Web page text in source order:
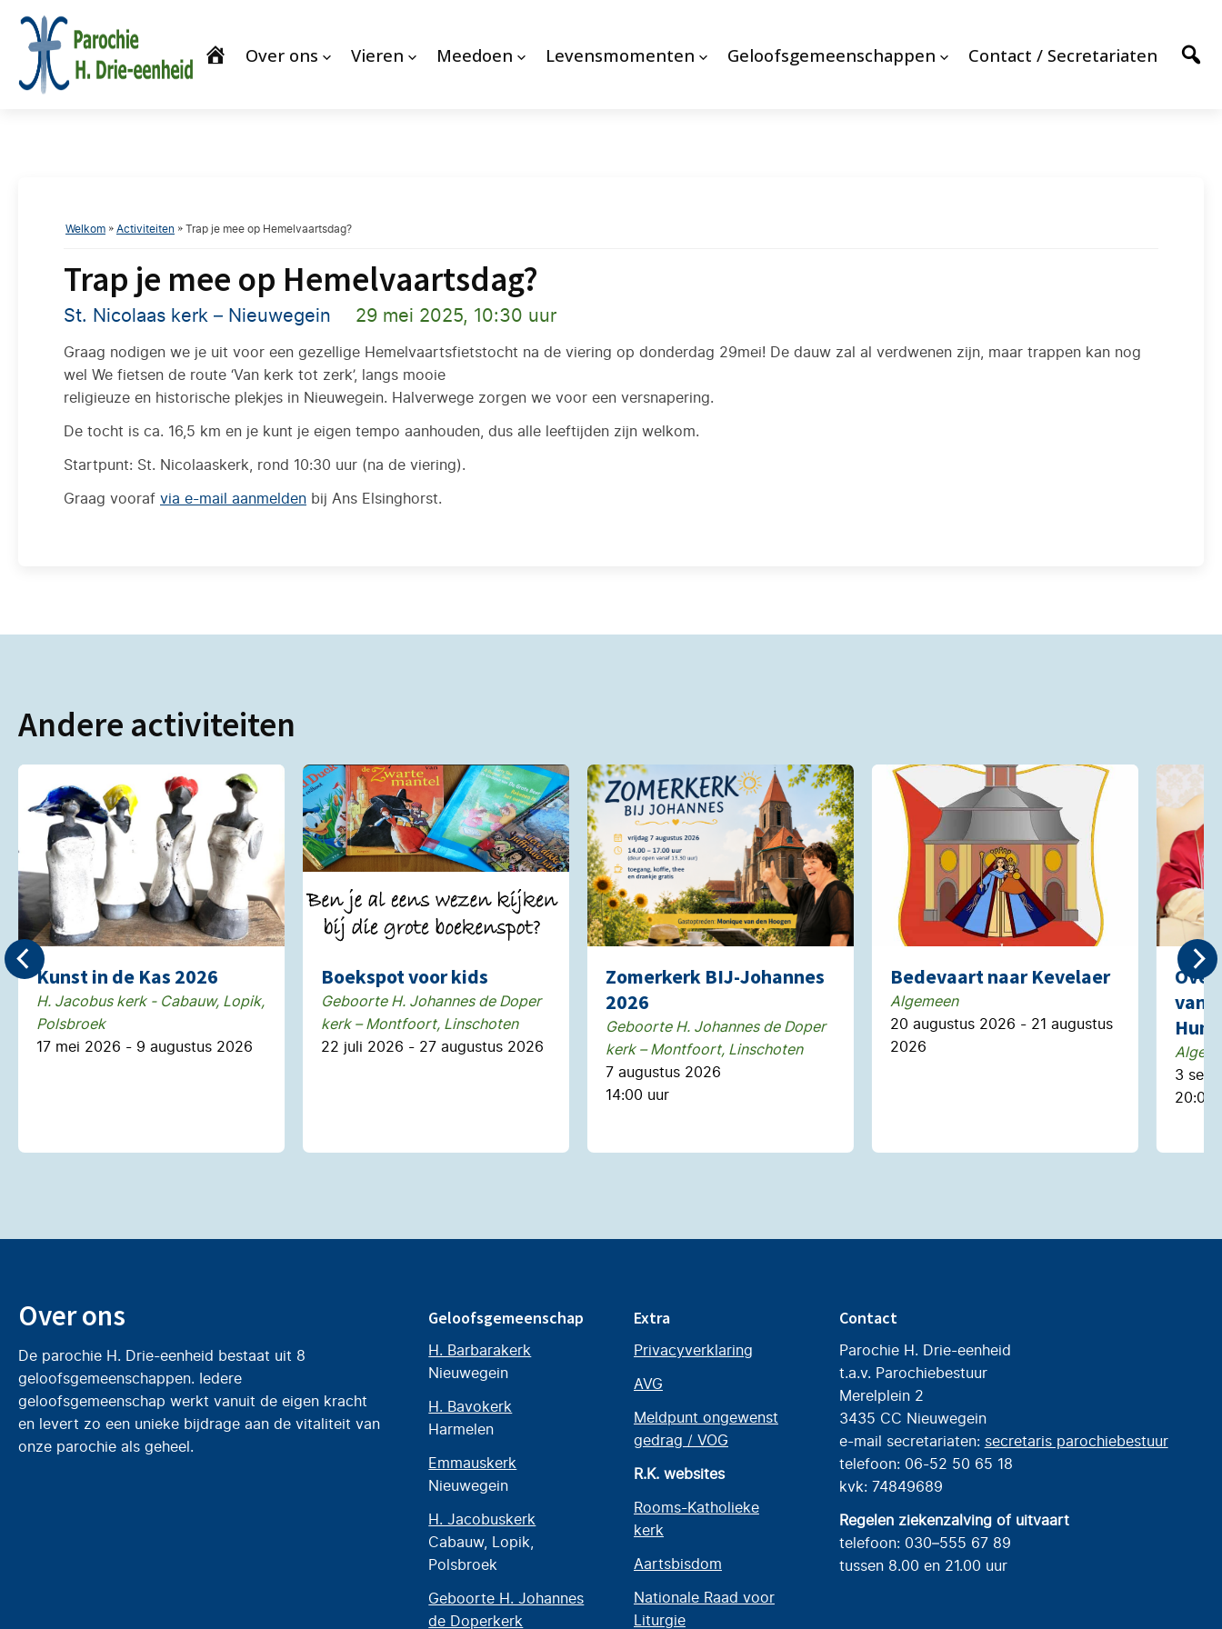
Over ons Vieren Meedoen Levensmomenten Geloofsgemeenschappen Contact / Secretariaten
Welkom » Activiteiten » Trap je mee op Hemelvaartsdag?
Trap je mee op Hemelvaartsdag?
St. Nicolaas kerk – Nieuwegein 29 mei 2025, 10:30 uur
Graag nodigen we je uit voor een gezellige Hemelvaartsfietstocht na de viering op donderdag 29mei! De dauw zal al verdwenen zijn, maar trappen kan nog
wel We fietsen de route ‘Van kerk tot zerk’, langs mooie
religieuze en historische plekjes in Nieuwegein. Halverwege zorgen we voor een versnapering.
De tocht is ca. 16,5 km en je kunt je eigen tempo aanhouden, dus alle leeftijden zijn welkom.
Startpunt: St. Nicolaaskerk, rond 10:30 uur (na de viering).
Graag vooraf via e-mail aanmelden bij Ans Elsinghorst.
Andere activiteiten
Kunst in de Kas 2026
H. Jacobus kerk - Cabauw, Lopik,
Polsbroek
17 mei 2026 - 9 augustus 2026
Boekspot voor kids
Geboorte H. Johannes de Doper
kerk – Montfoort, Linschoten
22 juli 2026 - 27 augustus 2026
Zomerkerk BIJ-Johannes
2026
Geboorte H. Johannes de Doper
kerk – Montfoort, Linschoten
7 augustus 2026
14:00 uur
Bedevaart naar Kevelaer
Algemeen
20 augustus 2026 - 21 augustus
2026
van
3
20:00
Over ons
De parochie H. Drie-eenheid bestaat uit 8
geloofsgemeenschappen. Iedere
geloofsgemeenschap werkt vanuit de eigen kracht
en levert zo een unieke bijdrage aan de vitaliteit van
onze parochie als geheel.
Geloofsgemeenschap
H. Barbarakerk
Nieuwegein
H. Bavokerk
Harmelen
Emmauskerk
Nieuwegein
H. Jacobuskerk
Cabauw, Lopik,
Polsbroek
Geboorte H. Johannes
de Doperkerk
Extra
Privacyverklaring
AVG
Meldpunt ongewenst
gedrag / VOG
R.K. websites
Rooms-Katholieke
kerk
Aartsbisdom
Nationale Raad voor
Liturgie
Contact
Parochie H. Drie-eenheid
t.a.v. Parochiebestuur
Merelplein 2
3435 CC Nieuwegein
e-mail secretariaten: secretaris parochiebestuur
telefoon: 06-52 50 65 18
kvk: 74849689
Regelen ziekenzalving of uitvaart
telefoon: 030–555 67 89
tussen 8.00 en 21.00 uur